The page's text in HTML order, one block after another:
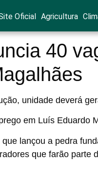
Oficial Agricultura
40
unidade deverá
lançou a pedra
que farão parte